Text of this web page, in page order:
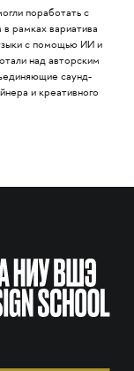
поработать с
рамках вариатива
с помощью ИИ и
над авторским
саунд-
и креативного